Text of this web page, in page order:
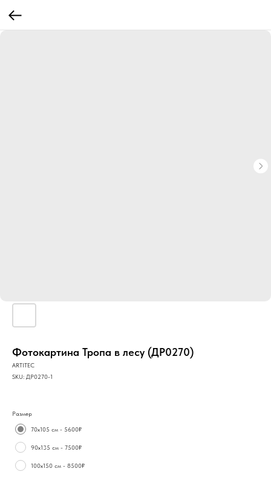
Фотокартина Тропа в лесу (ДР0270)
ARTITEC
SKU: ДР0270-1
Размер
70х105 см - 5600₽
90х135 см - 7500₽
100х150 см - 8500₽